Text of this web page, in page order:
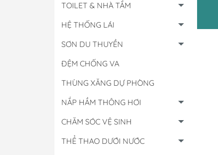
Phụ Gia
TOILET & NHÀ TẮM
HỆ THỐNG LÁI
SƠN DU THUYỀN
ĐỆM CHỐNG VA
THÙNG XĂNG DỰ PHÒNG
NẮP HẦM THÔNG HƠI
CHĂM SÓC VỆ SINH
THỂ THAO DƯỚI NƯỚC